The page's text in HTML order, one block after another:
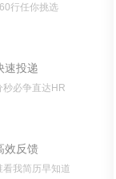
行任你挑选
速投递
秒必争直达HR
效反馈
看我简历早知道